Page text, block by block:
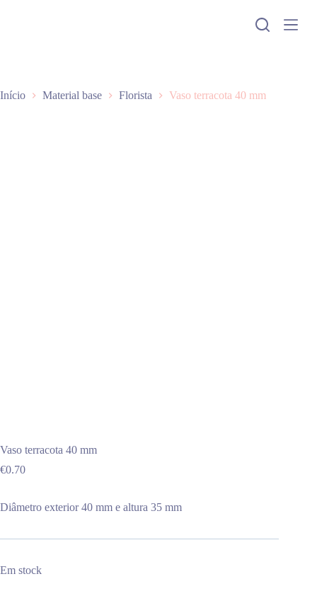
a
r
Início Material base Florista Vaso terracota 40 mm
Vaso terracota 40 mm
€0.70
Diâmetro exterior 40 mm e altura 35 mm
Em stock